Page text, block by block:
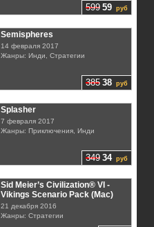
599 59 руб
385 38 руб
Semispheres
14 февраля 2017
Жанры: Инди, Стратегии
349 34руб
Splasher
7 февраля 2017
Жанры: Приключения, Инди
Sid Meier’s Civilization® VI -
Vikings Scenario Pack (Mac)
21 декабря 2016
Жанры: Стратегии